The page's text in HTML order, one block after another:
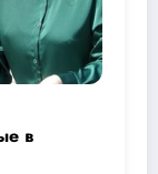
в